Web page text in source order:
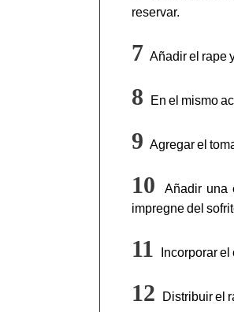
reservar.
Añadir el rape
En el mismo
Agregar el
Añadir una
impregne del
Incorporar
Distribuir el